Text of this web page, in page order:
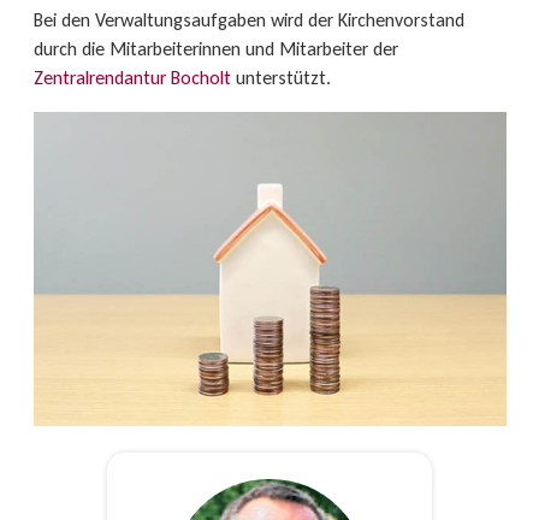
Bei den Verwaltungsaufgaben wird der Kirchenvorstand
durch die Mitarbeiterinnen und Mitarbeiter der
Zentralrendantur Bocholtunterstützt.